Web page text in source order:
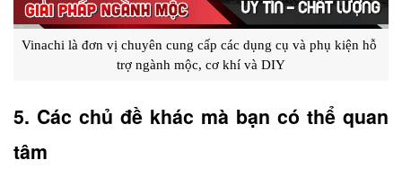
Vinachi là đơn vị chuyên cung cấp các dụng cụ và phụ kiện hỗ
trợ ngành mộc, cơ khí và DIY
5. Các chủ đề khác mà bạn có thể quan
tâm